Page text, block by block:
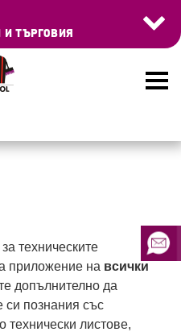
ТЪРГОВИЯ
техническите
приложение на всички
допълнително да
си познания със
технически листове,